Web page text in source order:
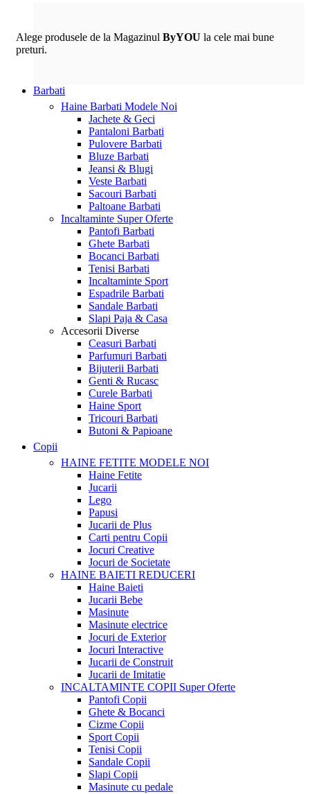
Alege produsele de la Magazinul ByYOU la cele mai bune
preturi.
Barbati
Haine Barbati Modele Noi
Jachete & Geci
Pantaloni Barbati
Pulovere Barbati
Bluze Barbati
Jeansi & Blugi
Veste Barbati
Sacouri Barbati
Paltoane Barbati
Incaltaminte Super Oferte
Pantofi Barbati
Ghete Barbati
Bocanci Barbati
Tenisi Barbati
Incaltaminte Sport
Espadrile Barbati
Sandale Barbati
Slapi Paja & Casa
Accesorii Diverse
Ceasuri Barbati
Parfumuri Barbati
Bijuterii Barbati
Genti & Rucasc
Curele Barbati
Haine Sport
Tricouri Barbati
Butoni & Papioane
Copii
HAINE FETITE MODELE NOI
Haine Fetite
Jucarii
Lego
Papusi
Jucarii de Plus
Carti pentru Copii
Jocuri Creative
Jocuri de Societate
HAINE BAIETI REDUCERI
Haine Baieti
Jucarii Bebe
Masinute
Masinute electrice
Jocuri de Exterior
Jocuri Interactive
Jucarii de Construit
Jucarii de Imitatie
INCALTAMINTE COPII Super Oferte
Pantofi Copii
Ghete & Bocanci
Cizme Copii
Sport Copii
Tenisi Copii
Sandale Copii
Slapi Copii
Masinute cu pedale